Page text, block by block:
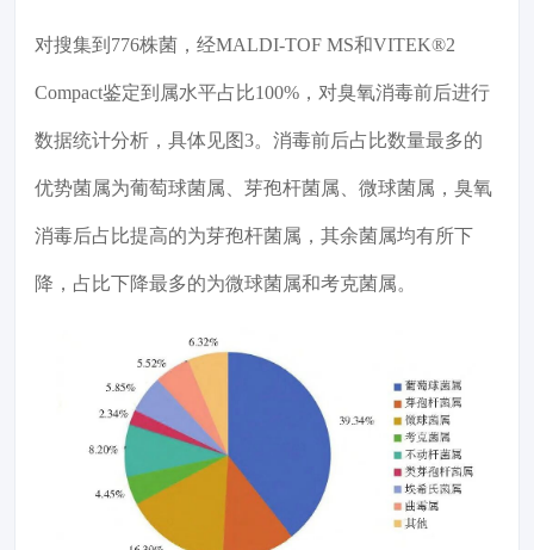
对搜集到776株菌，经MALDI-TOF MS和VITEK®2
Compact鉴定到属水平占比100%，对臭氧消毒前后进行
数据统计分析，具体见图3。消毒前后占比数量最多的
优势菌属为葡萄球菌属、芽孢杆菌属、微球菌属，臭氧
消毒后占比提高的为芽孢杆菌属，其余菌属均有所下
降，占比下降最多的为微球菌属和考克菌属。